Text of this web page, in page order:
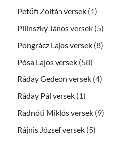
Petőfi Zoltán versek (1)
Pilinszky János versek (5)
Pongrácz Lajos versek (8)
Pósa Lajos versek (58)
Ráday Gedeon versek (4)
Ráday Pál versek (1)
Radnóti Miklós versek (9)
Rájnis József versek (5)